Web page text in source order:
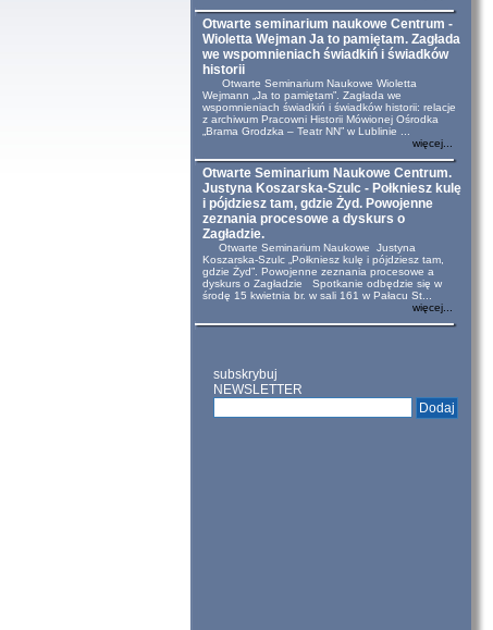
Otwarte seminarium naukowe Centrum -
Wioletta Wejman Ja to pamiętam. Zagłada
we wspomnieniach świadkiń i świadków
historii
Otwarte Seminarium Naukowe Wioletta
Wejmann „Ja to pamiętam”. Zagłada we
wspomnieniach świadkiń i świadków historii: relacje
z archiwum Pracowni Historii Mówionej Ośrodka
„Brama Grodzka – Teatr NN” w Lublinie ...
więcej...
Otwarte Seminarium Naukowe Centrum.
Justyna Koszarska-Szulc - Połkniesz kulę
i pójdziesz tam, gdzie Żyd. Powojenne
zeznania procesowe a dyskurs o
Zagładzie.
Otwarte Seminarium Naukowe Justyna
Koszarska-Szulc „Połkniesz kulę i pójdziesz tam,
gdzie Żyd”. Powojenne zeznania procesowe a
dyskurs o Zagładzie Spotkanie odbędzie się w
środę 15 kwietnia br. w sali 161 w Pałacu St...
więcej...
subskrybuj
NEWSLETTER